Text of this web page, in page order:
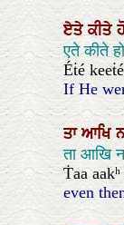
ਏਤੇਕੀਤੇ
एते कीते
Éṫé
If He
ਤਾਆਖਿ
ता आखि
Ṫaa
even